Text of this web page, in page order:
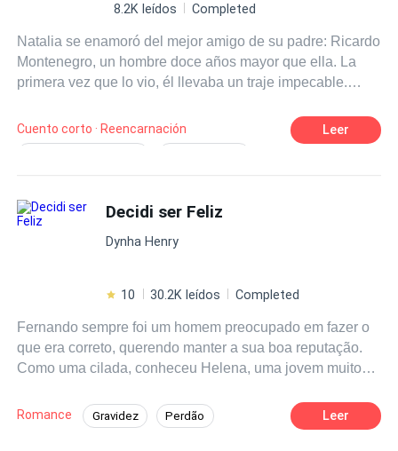
8.2K leídos Completed
Natalia se enamoró del mejor amigo de su padre: Ricardo
Montenegro, un hombre doce años mayor que ella. La
primera vez que lo vio, él llevaba un traje impecable.
imponente que se robaba todas las miradas. Ricardo le
sonrió, le revolvió el cabello con cariño y le regaló un
drogó. Y ella, envuelta en aquel vestido de princesa, le
entregó la pureza de su juventud para salvarlo…
convirtiéndose en su único remedio.
Cuento corto · Reencarnación
Reconquista Desesperada
Diferencia de Edad Karma
Leer
Decidi ser Feliz
Dynha Henry
10 30.2K leídos Completed
Fernando sempre foi um homem preocupado em fazer o
que era correto, querendo manter a sua boa reputação.
Como uma cilada, conheceu Helena, uma jovem muito
que menos esperava aconteceu, com o seu jeito de
menina mulher ela lhe roubou o coração. Por achá-la
Romance Gravidez Perdão Leer